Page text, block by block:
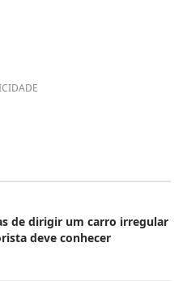
de dirigir um carro irregular
deve conhecer